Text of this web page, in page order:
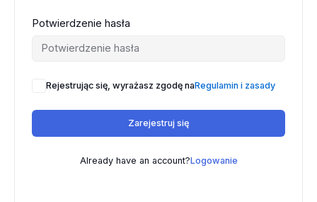
Potwierdzenie hasła
Rejestrując się, wyrażasz zgodę naRegulamin i zasady
Zarejestruj się
Already have an account?Logowanie